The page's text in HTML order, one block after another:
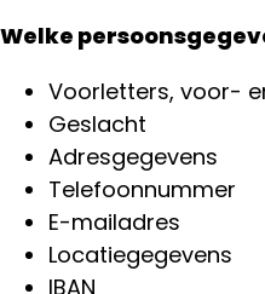
Welke
Voorletters, voor-
Geslacht
Adresgegevens
Telefoonnummer
E-mailadres
Locatiegegevens
IBAN